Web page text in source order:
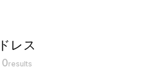
ドレス
0results